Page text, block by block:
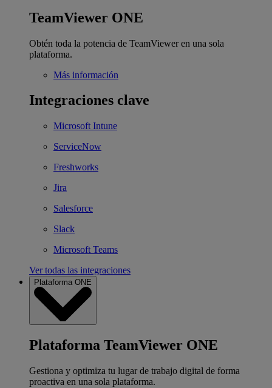
TeamViewer ONE
Obtén toda la potencia de TeamViewer en una sola
plataforma.
Más información
Integraciones clave
Microsoft Intune
ServiceNow
Freshworks
Jira
Salesforce
Slack
Microsoft Teams
Ver todas las integraciones
Plataforma ONE
Plataforma TeamViewer ONE
Gestiona y optimiza tu lugar de trabajo digital de forma
proactiva en una sola plataforma.